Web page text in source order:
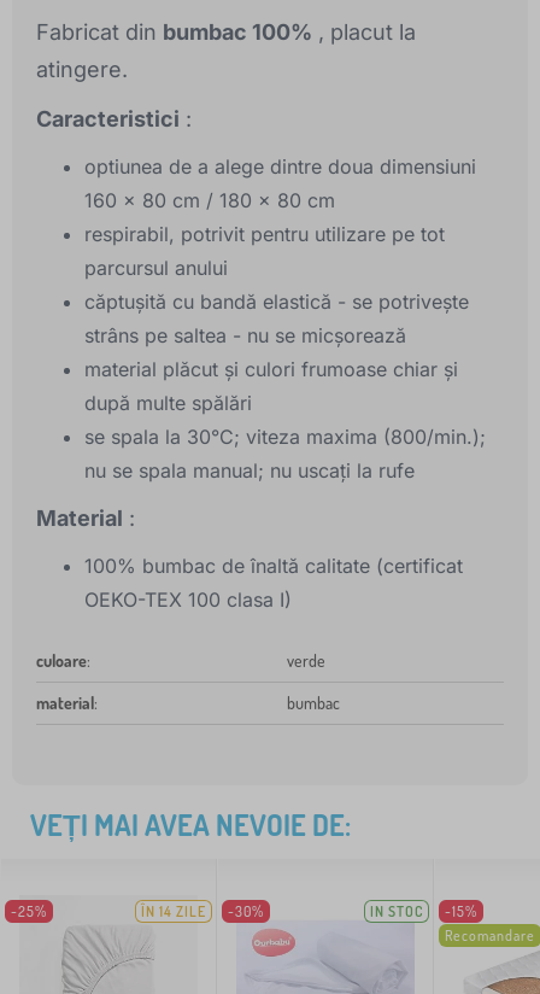
Fabricat din bumbac 100% , placut la
atingere.
Caracteristici :
optiunea de a alege dintre doua dimensiuni
160 x 80 cm / 180 x 80 cm
respirabil, potrivit pentru utilizare pe tot
parcursul anului
căptușită cu bandă elastică - se potrivește
strâns pe saltea - nu se micșorează
material plăcut și culori frumoase chiar și
după multe spălări
se spala la 30°C; viteza maxima (800/min.);
nu se spala manual; nu uscați la rufe
Material :
100% bumbac de înaltă calitate (certificat
OEKO-TEX 100 clasa I)
culoare: verde
material: bumbac
VEȚI MAI AVEA NEVOIE DE:
-25% ÎN 14 ZILE -30% IN STOC
-15%
Recomandare